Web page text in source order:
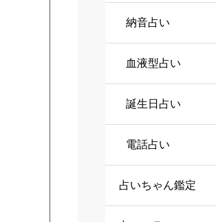
納音占い
血液型占い
誕生日占い
電話占い
占いちゃん鑑定